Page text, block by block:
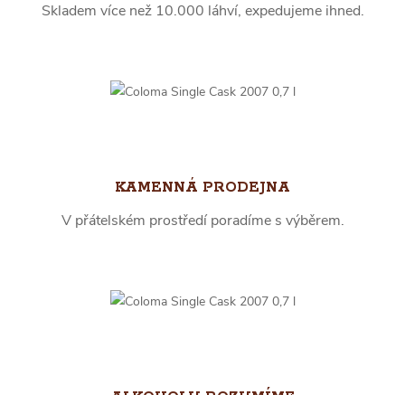
Skladem více než 10.000 láhví, expedujeme ihned.
KAMENNÁ PRODEJNA
V přátelském prostředí poradíme s výběrem.